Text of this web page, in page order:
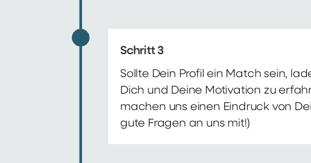
Schritt 3
Sollte Dein Profil ein Match sein,
Dich und Deine Motivation zu
machen uns einen Eindruck von
gute Fragen an uns mit!)